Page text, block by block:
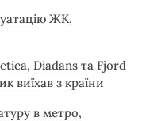
ЖК,
Diadans та Fjord
виїхав з країни
в метро,